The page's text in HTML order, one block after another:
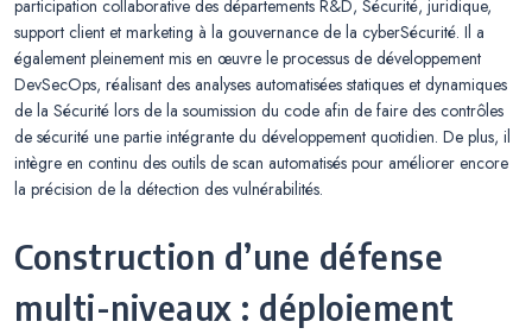
participation collaborative des départements R&D, Sécurité, juridique,
support client et marketing à la gouvernance de la cyberSécurité. Il a
également pleinement mis en œuvre le processus de développement
DevSecOps, réalisant des analyses automatisées statiques et dynamiques
de la Sécurité lors de la soumission du code afin de faire des contrôles
de sécurité une partie intégrante du développement quotidien. De plus, il
intègre en continu des outils de scan automatisés pour améliorer encore
la précision de la détection des vulnérabilités.
Construction d’une défense
multi-niveaux : déploiement